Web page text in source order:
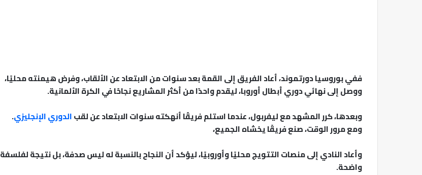
ففي بوروسيا دورتموند، أعاد الفريق إلى القمة بعد سنوات من الابتعاد عن الألقاب، وفرض هيمنته محليًا،
ووصل إلى نهائي دوري أبطال أوروبا، ليقدم واحدًا من أكثر المشاريع نجاحًا في الكرة الألمانية.
وبعدها، كرر المشهد مع ليفربول، عندما استلم فريقًا أنهكته سنوات الابتعاد عن لقبالدوري الإنجليزي.
ومع مرور الوقت، صنع فريقًا يخشاه الجميع،
وأعاد النادي إلى منصات التتويج محليًا وأوروبيًا، ليؤكد أن النجاح بالنسبة له ليس صدفة، بل نتيجة لفلسفة
واضحة.